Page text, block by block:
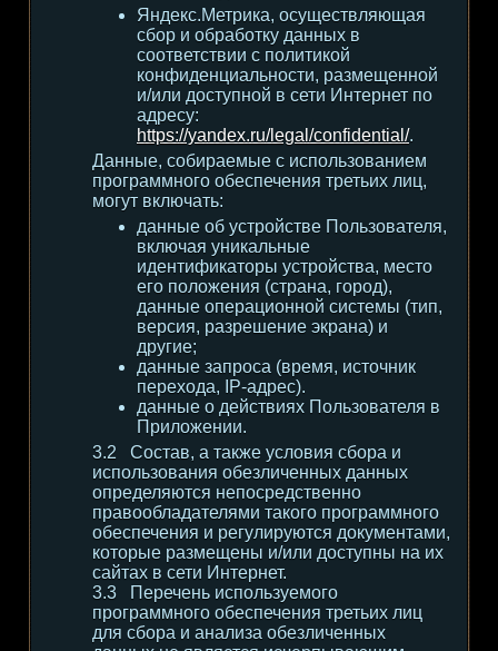
Яндекс.Метрика, осуществляющая
сбор и обработку данных в
соответствии с политикой
конфиденциальности, размещенной
и/или доступной в сети Интернет по
адресу:
https://yandex.ru/legal/confidential/.
Данные, собираемые с использованием
программного обеспечения третьих лиц,
могут включать:
данные об устройстве Пользователя,
включая уникальные
идентификаторы устройства, место
его положения (страна, город),
данные операционной системы (тип,
версия, разрешение экрана) и
другие;
данные запроса (время, источник
перехода, IP-адрес).
данные о действиях Пользователя в
Приложении.
Состав, а также условия сбора и
использования обезличенных данных
определяются непосредственно
правообладателями такого программного
обеспечения и регулируются документами,
которые размещены и/или доступны на их
сайтах в сети Интернет.
Перечень используемого
программного обеспечения третьих лиц
для сбора и анализа обезличенных